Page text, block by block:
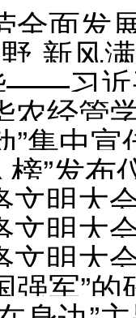
全面
述指
新风
习近
农经管
”集中
榜”发
文明大
文明大
文明大
强军”